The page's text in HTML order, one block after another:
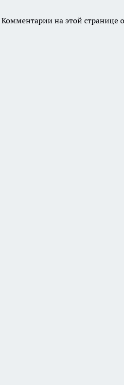
Комментарии на этой странице